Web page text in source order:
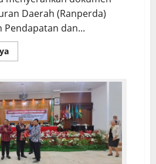
Daerah (Ranperda)
dan...